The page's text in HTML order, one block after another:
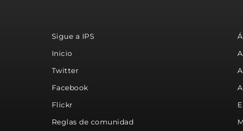
Sigue a IPS
Inicio
Twitter
Facebook
Flickr
Reglas de comunidad